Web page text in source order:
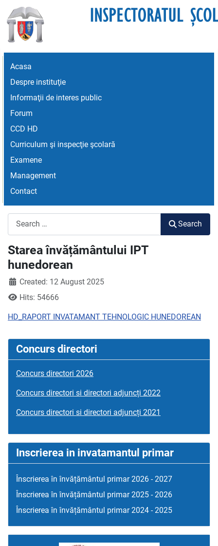
Acasa
Despre instituţie
Informaţii de interes public
Forum
CCD HD
Curriculum şi inspecţie şcolară
Examene
Management
Contact
Search
Starea învățământului IPT
hunedorean
Created: 12 August 2025
Hits: 54666
HD_RAPORT INVATAMANT TEHNOLOGIC HUNEDOREAN
Concurs directori
Concurs directori 2026
Concurs directori si directori adjuncți 2022
Concurs directori si directori adjuncți 2021
Inscrierea in invatamantul primar
Înscrierea în învățământul primar 2026 - 2027
Înscrierea în învățământul primar 2025 - 2026
Înscrierea în învățământul primar 2024 - 2025